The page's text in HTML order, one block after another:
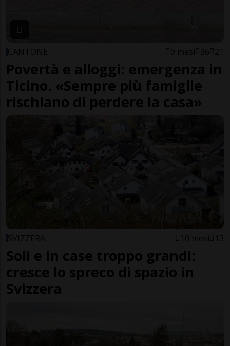
CANTONE 9 mesi 36 21
Povertà e alloggi: emergenza in
Ticino. «Sempre più famiglie
rischiano di perdere la casa»
SVIZZERA 10 mesi 13
Soli e in case troppo grandi:
cresce lo spreco di spazio in
Svizzera